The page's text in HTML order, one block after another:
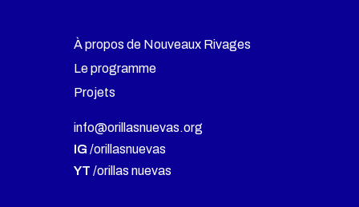
À propos de Nouveaux Rivages
Le programme
Projets
info@orillasnuevas.org
IG /orillasnuevas
YT /orillas nuevas